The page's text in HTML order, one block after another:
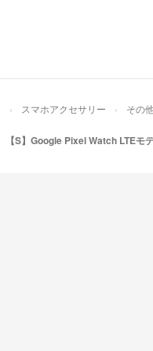
スマホアクセサリー その
【S】Google Pixel Watch LTE